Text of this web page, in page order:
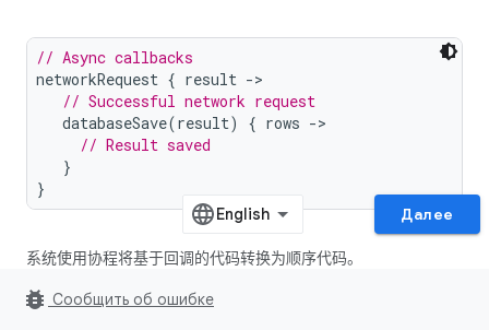
// Async callbacks
networkRequest { result ->
// Successful network request
databaseSave(result) { rows ->
// Result saved
}
}
系统使用协程将基于回调的代码转换为顺序代码。
Далее
bug_report Сообщить об ошибке